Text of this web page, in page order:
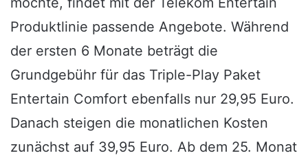
Produktlinie passende Angebote. Während
der ersten 6 Monate beträgt die
Grundgebühr für das Triple-Play Paket
Entertain Comfort ebenfalls nur 29,95 Euro.
Danach steigen die monatlichen Kosten
zunächst auf 39,95 Euro. Ab dem 25. Monat